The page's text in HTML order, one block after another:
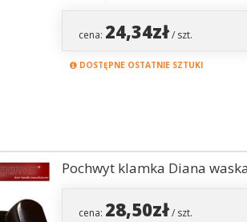
cena: 24,34zł/ szt.
DOSTĘPNE OSTATNIE SZTUKI
Pochwyt klamka Diana
cena: 28,50zł/ szt.